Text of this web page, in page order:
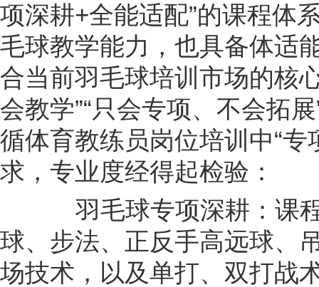
项深耕+全能适配”的课程体
毛球教学能力，也具备体适
合当前羽毛球培训市场的核
会教学”“只会专项、不会拓
循体育教练员岗位培训中“
求，专业度经得起检验：
羽毛球专项深耕：课程
球、步法、正反手高远球、
场技术，以及单打、双打战